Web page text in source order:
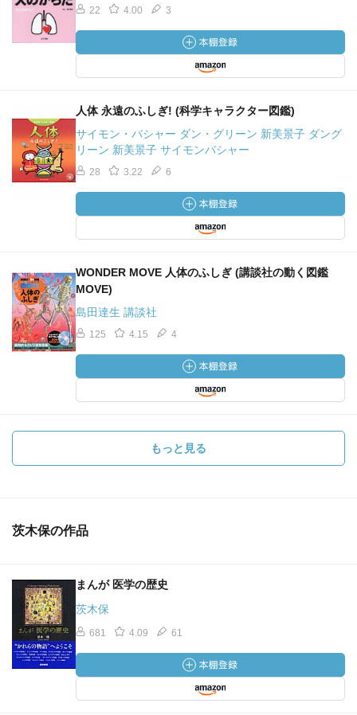
22 4.00 3
人体 永遠のふしぎ! (科学キャラクター図鑑)
サイモン・バシャー ダン・グリーン 新美景子 ダング
リーン 新美景子 サイモンバシャー
28 3.22 6
WONDER MOVE 人体のふしぎ (講談社の動く図鑑
MOVE)
島田達生 講談社
125 4.15 4
もっと見る
茨木保の作品
まんが 医学の歴史
茨木保
681 4.09 61